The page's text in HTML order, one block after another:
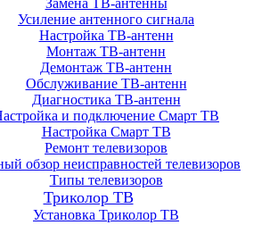
Замена ТВ-антенны
Усиление антенного сигнала
Настройка ТВ-антенн
Монтаж ТВ-антенн
Демонтаж ТВ-антенн
Обслуживание ТВ-антенн
Диагностика ТВ-антенн
и подключение Смарт ТВ
Настройка Смарт ТВ
Ремонт телевизоров
обзор неисправностей телевизоров
Типы телевизоров
Триколор ТВ
Установка Триколор ТВ